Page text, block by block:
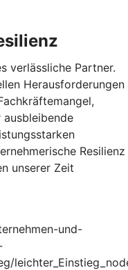
verlässliche Partner.
Herausforderungen
Resilienz
unserer Zeit
und-